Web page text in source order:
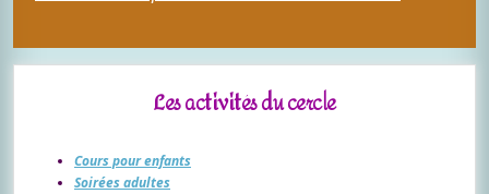
Les activités du cercle
Cours pour enfants
Soirées adultes